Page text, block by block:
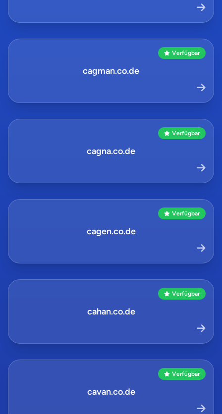
Verfügbar
cagman.co.de
Verfügbar
cagna.co.de
Verfügbar
cagen.co.de
Verfügbar
cahan.co.de
Verfügbar
cavan.co.de